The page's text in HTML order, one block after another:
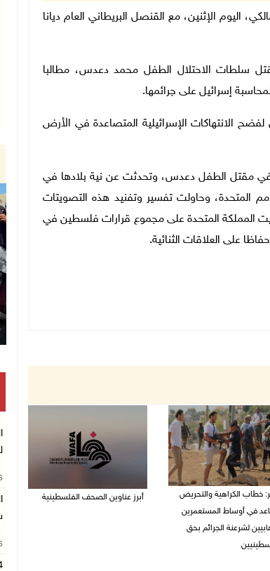
المالكي، اليوم الإثنين، مع القنصل البريطاني العام ديانا
قتل سلطات الاحتلال الطفل محمد دعدس، مطالبا
إسرائيل على جرائمها.
الانتهاكات الإسرائيلية المتصاعدة في الأرض
مقتل الطفل دعدس، وتحدثت عن نية بلادها في
المتحدة، وحاولت تفسير وتفنيد هذه التصويتات
المملكة المتحدة على مجموع قرارات فلسطين في
على العلاقات الثنائية.
خطاب الكراهية والتحريض
في أوساط المستعمرين
لشرعنة الجرائم بحق
أبرز عناوين الصحف الفلسطينية